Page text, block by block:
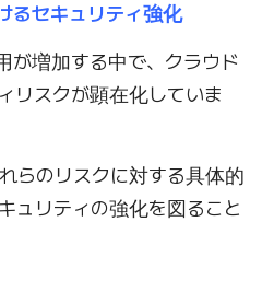
るセキュリティ強化
が増加する中で、クラウド
リスクが顕在化していま
らのリスクに対する具体的
ュリティの強化を図ること